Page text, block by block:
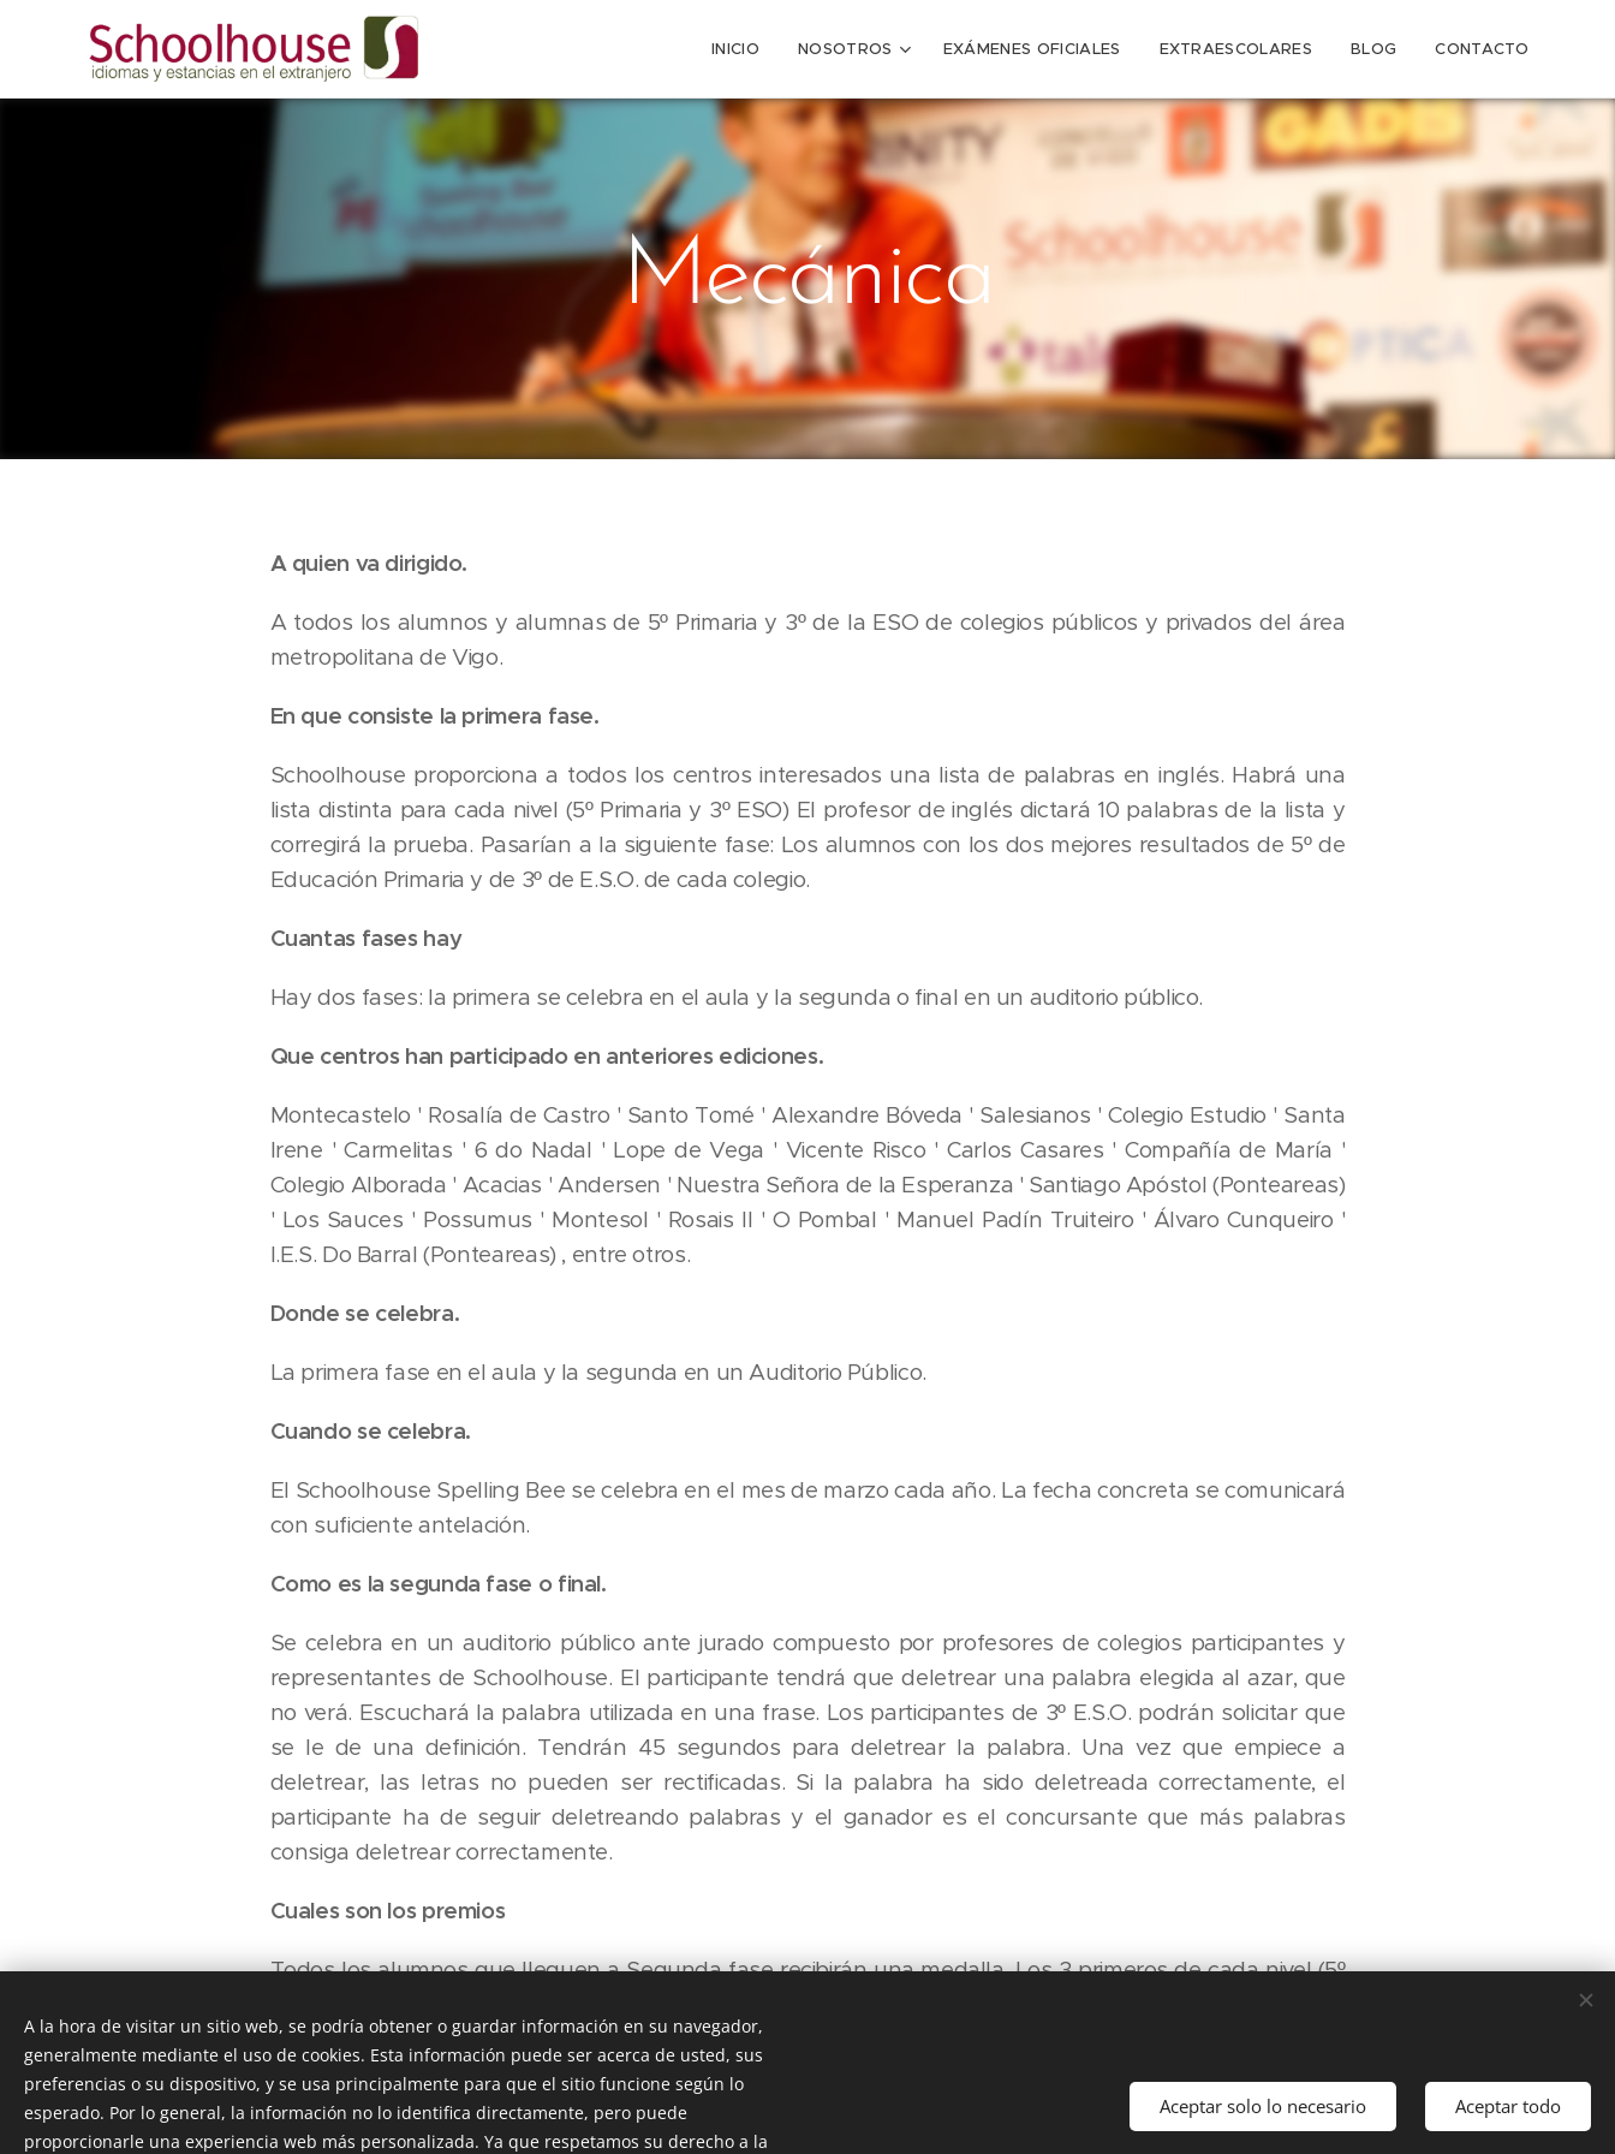
INICIO NOSOTROS EXÁMENES OFICIALES EXTRAESCOLARES BLOG CONTACTO
Mecánica
A quien va dirigido.
A todos los alumnos y alumnas de 5º Primaria y 3º de la ESO de colegios públicos y privados del área
metropolitana de Vigo.
En que consiste la primera fase.
Schoolhouse proporciona a todos los centros interesados una lista de palabras en inglés. Habrá una
lista distinta para cada nivel (5º Primaria y 3º ESO) El profesor de inglés dictará 10 palabras de la lista y
corregirá la prueba. Pasarían a la siguiente fase: Los alumnos con los dos mejores resultados de 5º de
Educación Primaria y de 3º de E.S.O. de cada colegio.
Cuantas fases hay
Hay dos fases: la primera se celebra en el aula y la segunda o final en un auditorio público.
Que centros han participado en anteriores ediciones.
Montecastelo ' Rosalía de Castro ' Santo Tomé ' Alexandre Bóveda ' Salesianos ' Colegio Estudio ' Santa
Irene ' Carmelitas ' 6 do Nadal ' Lope de Vega ' Vicente Risco ' Carlos Casares ' Compañía de María '
Colegio Alborada ' Acacias ' Andersen ' Nuestra Señora de la Esperanza ' Santiago Apóstol (Ponteareas)
' Los Sauces ' Possumus ' Montesol ' Rosais II ' O Pombal ' Manuel Padín Truiteiro ' Álvaro Cunqueiro '
I.E.S. Do Barral (Ponteareas) , entre otros.
Donde se celebra.
La primera fase en el aula y la segunda en un Auditorio Público.
Cuando se celebra.
El Schoolhouse Spelling Bee se celebra en el mes de marzo cada año. La fecha concreta se comunicará
con suficiente antelación.
Como es la segunda fase o final.
Se celebra en un auditorio público ante jurado compuesto por profesores de colegios participantes y
representantes de Schoolhouse. El participante tendrá que deletrear una palabra elegida al azar, que
no verá. Escuchará la palabra utilizada en una frase. Los participantes de 3º E.S.O. podrán solicitar que
se le de una definición. Tendrán 45 segundos para deletrear la palabra. Una vez que empiece a
deletrear, las letras no pueden ser rectificadas. Si la palabra ha sido deletreada correctamente, el
participante ha de seguir deletreando palabras y el ganador es el concursante que más palabras
consiga deletrear correctamente.
Cuales son los premios
Todos los alumnos que lleguen a Segunda fase recibirán una medalla. Los 3 primeros de cada nivel (5º
premios. Todos los participantes llevarán un obsequio de nuestros sponsors.
A la hora de visitar un sitio web, se podría obtener o guardar información en su navegador,
generalmente mediante el uso de cookies. Esta información puede ser acerca de usted, sus
preferencias o su dispositivo, y se usa principalmente para que el sitio funcione según lo
esperado. Por lo general, la información no lo identifica directamente, pero puede
proporcionarle una experiencia web más personalizada. Ya que respetamos su derecho a la
Aceptar solo lo necesario Aceptar todo